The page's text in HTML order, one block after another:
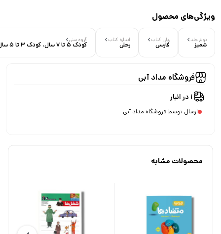
ویژگی‌های محصول
نوع جلد
شمیز
زبان کتاب
فارسی
اندازه کتاب
رحلی
گروه سنی
کودک 5 تا 7 سال، کودک 3 تا 5 سال
فروشگاه مداد آبی
1 در انبار
ارسال توسط فروشگاه مداد آبی
محصولات مشابه